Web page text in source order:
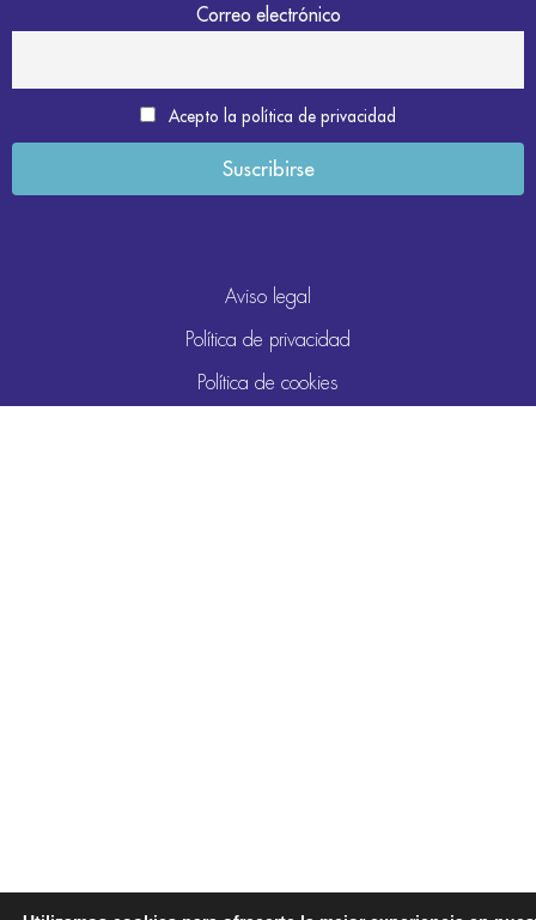
Correo electrónico
Acepto la política de privacidad
Aviso legal
Política de privacidad
Política de cookies